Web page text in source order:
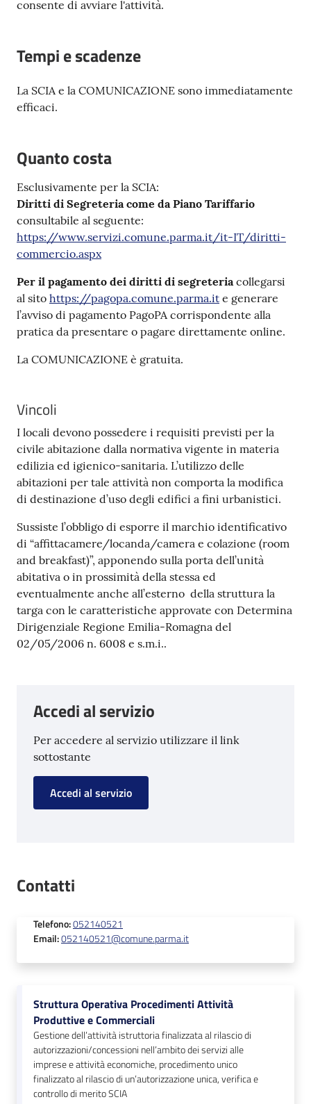
consente di avviare l'attività.
Tempi e scadenze
La SCIA e la COMUNICAZIONE sono immediatamente
efficaci.
Quanto costa
Esclusivamente per la SCIA:
Diritti di Segreteria come da Piano Tariffario
consultabile al seguente:
https://www.servizi.comune.parma.it/it-IT/diritti-
commercio.aspx
Per il pagamento dei diritti di segreteriacollegarsi
al sito https://pagopa.comune.parma.it e generare
l’avviso di pagamento PagoPA corrispondente alla
pratica da presentare o pagare direttamente online.
La COMUNICAZIONE è gratuita.
Vincoli
I locali devono possedere i requisiti previsti per la
civile abitazione dalla normativa vigente in materia
edilizia ed igienico-sanitaria. L’utilizzo delle
abitazioni per tale attività non comporta la modifica
di destinazione d’uso degli edifici a fini urbanistici.
Sussiste l’obbligo di esporre il marchio identificativo
di “affittacamere/locanda/camera e colazione (room
and breakfast)”, apponendo sulla porta dell’unità
abitativa o in prossimità della stessa ed
eventualmente anche all’esterno della struttura la
targa con le caratteristiche approvate con Determina
Dirigenziale Regione Emilia-Romagna del
02/05/2006 n. 6008 e s.m.i..
Accedi al servizio
Per accedere al servizio utilizzare il link
sottostante
Accedi al servizio
Contatti
Telefono:052140521
Email:052140521@comune.parma.it
Struttura Operativa Procedimenti Attività
Produttive e Commerciali
Gestione dell’attività istruttoria finalizzata al rilascio di
autorizzazioni/concessioni nell’ambito dei servizi alle
imprese e attività economiche, procedimento unico
finalizzato al rilascio di un’autorizzazione unica, verifica e
controllo di merito SCIA